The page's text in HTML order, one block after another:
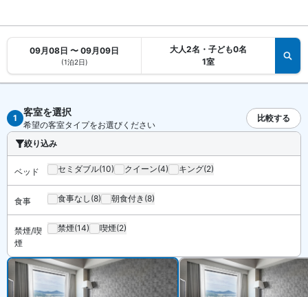
田植えや桜、茶摘みなどユニークな「まつり」イベントが盛りだく
さん。自然豊かな庭園で、現代の街並みの中の憩いの場として親し
まれている縮景園は、徒歩約10分。
分。
世界中から集まる平和への想いをこめて、専用の折り紙で折ったお
りづるを投入するおりづるの壁や、木で作られた7つのオブジェを設
界観。ウッドデッキの展望スペースからは、晴れていれば宮島の弥
山まで一望できるおりづるタワーは、車で約12分。
最寄りのコンビニは、ホテルから徒歩約6分。周辺スポットへ好ア
クセスです。
【駐車場】
【お食事、レストラン】
朝食はビュッフェ形式です（有料）。館内にレストランがありま
09月08日 〜 09月09日
(1泊2日)
大人2名・子ども0名
1室
1
客室を選択
希望の客室タイプをお選びください
比較する
絞り込み
ベッド セミダブル(10) クイーン(4) キング(2)
食事 食事なし (8) 朝食付き (8)
禁煙/喫
煙
禁煙(14) 喫煙(2)